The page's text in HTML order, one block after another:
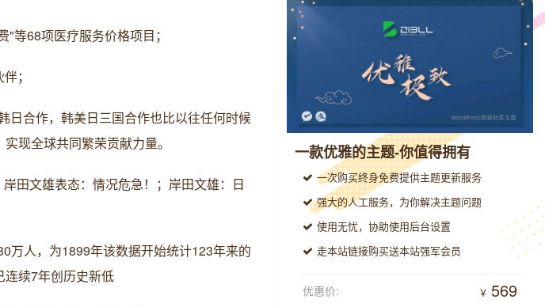
等68项医疗服务价格项目；
；
日合作，韩美日三国合作也比以往任何时候
现全球共同繁荣贡献力量。
田文雄表态：情况危急！；岸田文雄：日
万人，为1899年该数据开始统计123年来的
续7年创历史新低
一款优雅的主题-你值得拥有
一次购买终身免费提供主题更新服务
强大的人工服务，为你解决主题问题
使用无忧，协助使用后台设置
走本站链接购买送本站强军会员
￥ 569
优惠价: